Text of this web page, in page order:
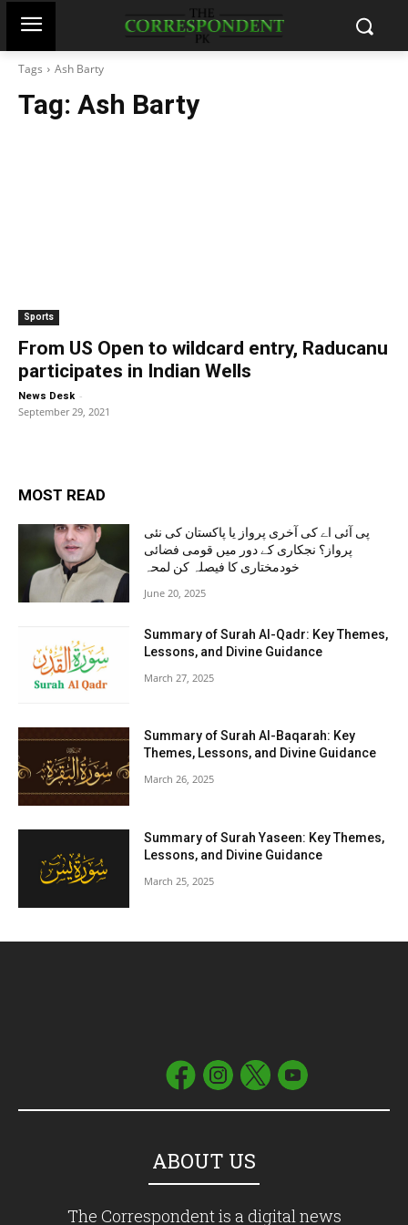
Tags Ash Barty
Tag: Ash Barty
Sports
From US Open to wildcard entry, Raducanu
participates in Indian Wells
News Desk -
September 29, 2021
MOST READ
پی آئی اے کی آخری پرواز یا پاکستان کی نئی
پرواز؟ نجکاری کے دور میں قومی فضائی
خودمختاری کا فیصلہ کن لمحہ
June 20, 2025
Summary of Surah Al-Qadr: Key Themes,
Lessons, and Divine Guidance
March 27, 2025
Summary of Surah Al-Baqarah: Key
Themes, Lessons, and Divine Guidance
March 26, 2025
Summary of Surah Yaseen: Key Themes,
Lessons, and Divine Guidance
March 25, 2025
ABOUT US
The Correspondent is a digital news